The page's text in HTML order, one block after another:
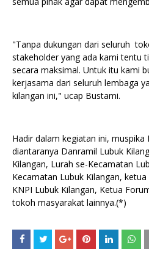
"Tanpa dukungan dari seluruh
stakeholder yang ada kami tentu
secara maksimal. Untuk itu kami
kerjasama dari seluruh lembaga
kilangan ini," ucap Bustami.
Hadir dalam kegiatan ini, muspika
diantaranya Danramil Lubuk
Kilangan, Lurah se-Kecamatan
Kecamatan Lubuk Kilangan,
KNPI Lubuk Kilangan, Ketua
tokoh masyarakat lainnya.(*)